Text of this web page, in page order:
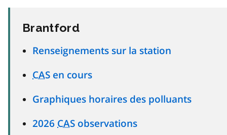
Brantford
Renseignements sur la station
CAS en cours
Graphiques horaires des polluants
2026 CAS observations